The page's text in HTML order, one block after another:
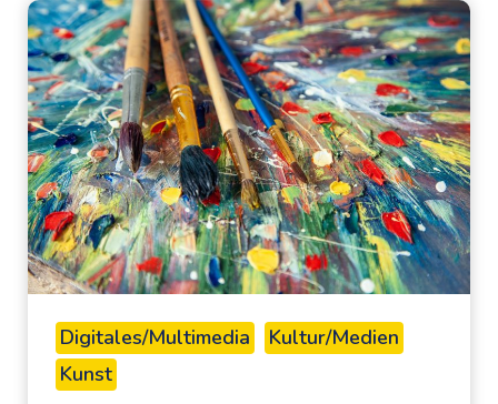
Digitales/Multimedia
Kultur/Medien
Kunst